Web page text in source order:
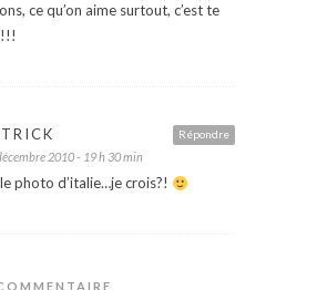
ce qu’on aime surtout, c’est te
Répondre
2010 - 19 h 30 min
photo d’italie…je crois?!